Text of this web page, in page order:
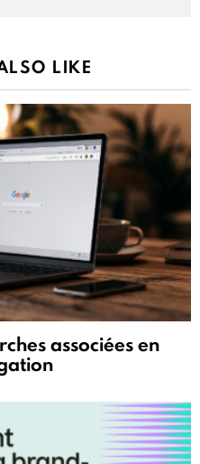
LIKE
associées en